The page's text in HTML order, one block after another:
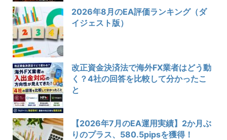
2026年8月のEA評価ランキング（ダ
イジェスト版）
改正資金決済法で海外FX業者はどう動
く？4社の回答を比較して分かったこ
と
【2026年7月のEA運用実績】2か月ぶ
りのプラス、580.5pipsを獲得！